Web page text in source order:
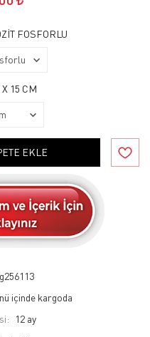
FOSFORLU
X 15 CM
EKLE
içinde kargoda
12 ay